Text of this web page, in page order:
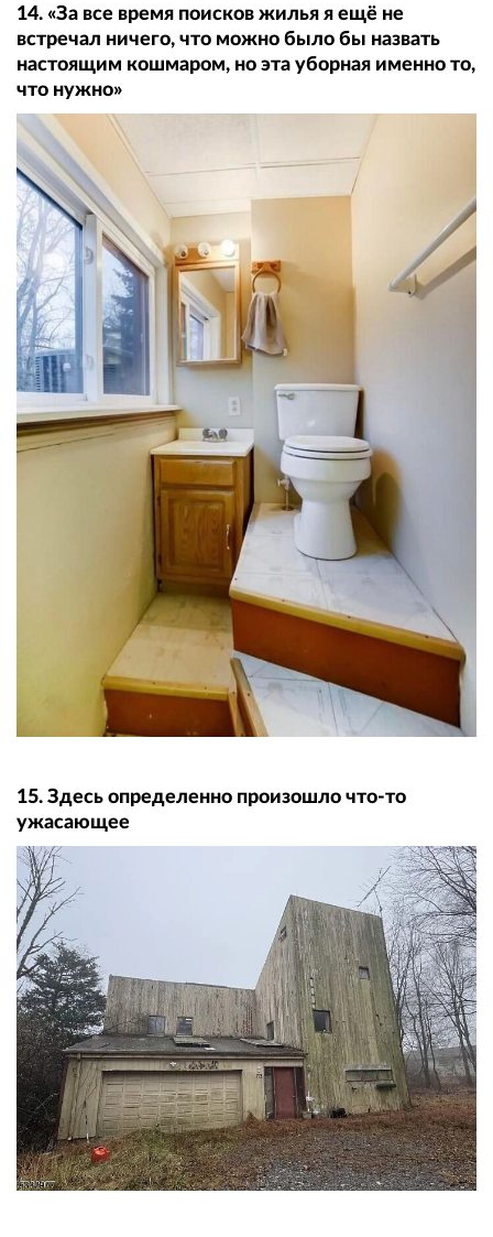
14. «За все время поисков жилья я ещё не
встречал ничего, что можно было бы назвать
настоящим кошмаром, но эта уборная именно то,
что нужно»
15. Здесь определенно произошло что-то
ужасающее